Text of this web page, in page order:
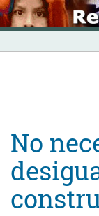
Skip
to
content
INICIO
No